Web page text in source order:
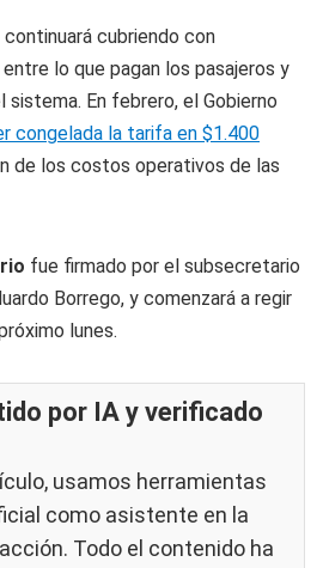
cubriendo con
lo que pagan los pasajeros y
En febrero, el Gobierno
congelada la tarifa en $1.400
de los costos operativos de las
fue firmado por el subsecretario
Borrego, y comenzará a regir
lunes.
por IA y verificado
usamos herramientas
como asistente en la
Todo el contenido ha